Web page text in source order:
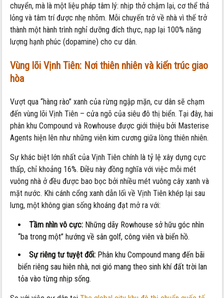
chuyển, mà là một liệu pháp tâm lý: nhịp thở chậm lại, cơ thể thả
lỏng và tâm trí được nhẹ nhõm. Mỗi chuyến trở về nhà vì thế trở
thành một hành trình nghỉ dưỡng đích thực, nạp lại 100% năng
lượng hạnh phúc (dopamine) cho cư dân.
Vùng lõi Vịnh Tiên: Nơi thiên nhiên và kiến trúc giao
hòa
Vượt qua “hàng rào” xanh của rừng ngập mặn, cư dân sẽ chạm
đến vùng lõi Vịnh Tiên – cửa ngõ của siêu đô thị biển. Tại đây, hai
phân khu Compound và Rowhouse được giới thiệu bởi Masterise
Agents hiện lên như những viên kim cương giữa lòng thiên nhiên.
Sự khác biệt lớn nhất của Vịnh Tiên chính là tỷ lệ xây dựng cực
thấp, chỉ khoảng 16%. Điều này đồng nghĩa với việc mỗi mét
vuông nhà ở đều được bao bọc bởi nhiều mét vuông cây xanh và
mặt nước. Khi cánh cổng xanh dẫn lối về Vịnh Tiên khép lại sau
lưng, một không gian sống khoáng đạt mở ra với:
Tầm nhìn vô cực: Những dãy Rowhouse sở hữu góc nhìn
“ba trong một” hướng về sân golf, công viên và biển hồ.
Sự riêng tư tuyệt đối: Phân khu Compound mang đến bãi
biển riêng sau hiên nhà, nơi gió mang theo sinh khí đất trời lan
tỏa vào từng nhịp sống.